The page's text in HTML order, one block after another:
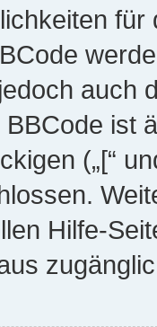
auch
ist
(„[“
Hilfe-